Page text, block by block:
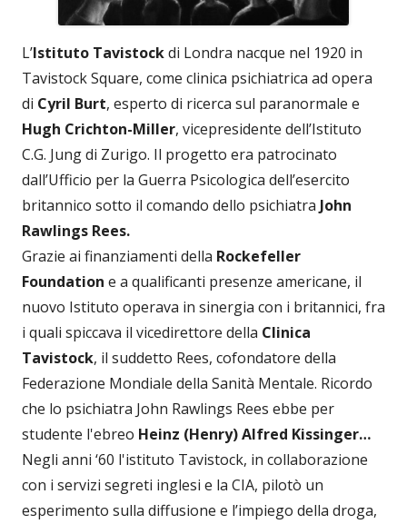
L’Istituto Tavistockdi Londra nacque nel 1920 in
Tavistock Square, come clinica psichiatrica ad opera
di Cyril Burt, esperto di ricerca sul paranormale e
Hugh Crichton-Miller, vicepresidente dell’Istituto
C.G. Jung di Zurigo. Il progetto era patrocinato
dall’Ufficio per la Guerra Psicologica dell’esercito
britannico sotto il comando dello psichiatra John
Rawlings Rees.
Grazie ai finanziamenti della Rockefeller
Foundation e a qualificanti presenze americane, il
nuovo Istituto operava in sinergia con i britannici, fra
i quali spiccava il vicedirettore della Clinica
Tavistock, il suddetto Rees, cofondatore della
Federazione Mondiale della Sanità Mentale. Ricordo
che lo psichiatra John Rawlings Rees ebbe per
studente l'ebreo Heinz (Henry) Alfred Kissinger…
Negli anni ‘60 l'istituto Tavistock, in collaborazione
con i servizi segreti inglesi e la CIA, pilotò un
esperimento sulla diffusione e l’impiego della droga,